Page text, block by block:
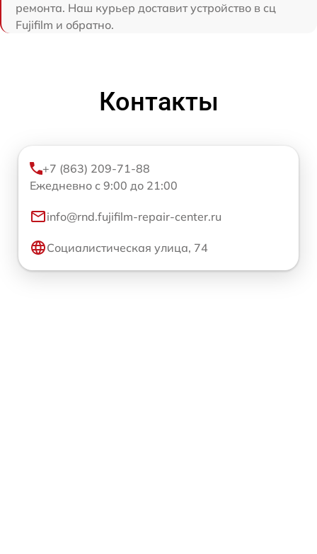
ремонта. Наш курьер доставит устройство в сц
Fujifilm и обратно.
Контакты
+7 (863) 209-71-88
Ежедневно с 9:00 до 21:00
info@rnd.fujifilm-repair-center.ru
Социалистическая улица, 74